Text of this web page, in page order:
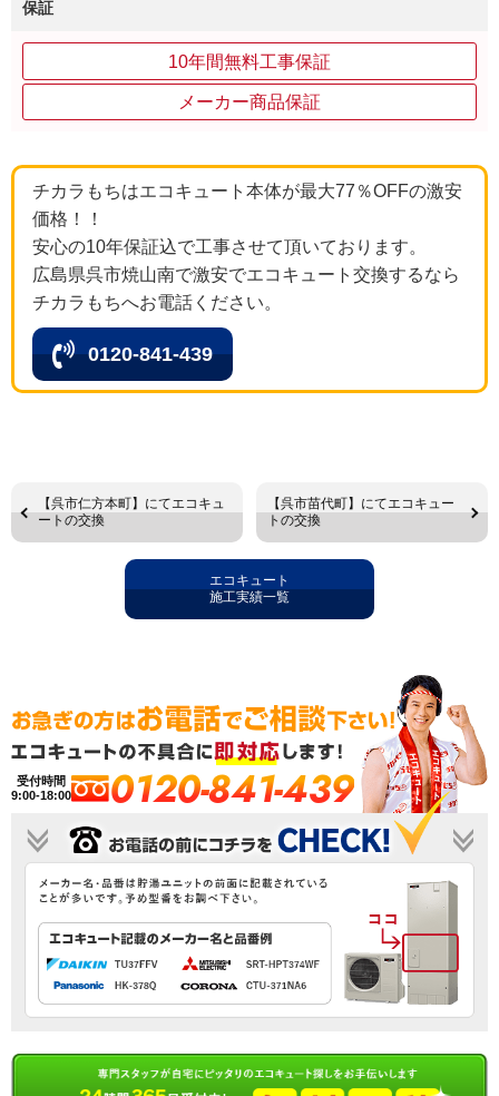
保証
10年間無料工事保証
メーカー商品保証
チカラもちはエコキュート本体が最大77％OFFの激安
価格！！
安心の10年保証込で工事させて頂いております。
広島県呉市焼山南で激安でエコキュート交換するなら
チカラもちへお電話ください。
0120-841-439
【呉市仁方本町】にてエコキュ
ートの交換
【呉市苗代町】にてエコキュー
トの交換
エコキュート
施工実績一覧
受付時間
9:00-18:00
0120-841-439